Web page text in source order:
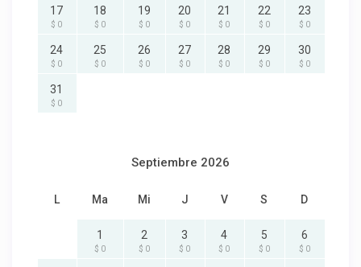
17
$ 0
18
$ 0
19
$ 0
20
$ 0
21
$ 0
22
$ 0
23
$ 0
24
$ 0
25
$ 0
26
$ 0
27
$ 0
28
$ 0
29
$ 0
30
$ 0
31
$ 0
Septiembre 2026
L Ma Mi J V S D
1
$ 0
2
$ 0
3
$ 0
4
$ 0
5
$ 0
6
$ 0